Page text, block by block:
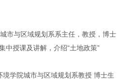
市与区域规划系系主任，教授，博士
中授课及讲解，介绍“土地政策”
学院城市与区域规划系教授 博士生